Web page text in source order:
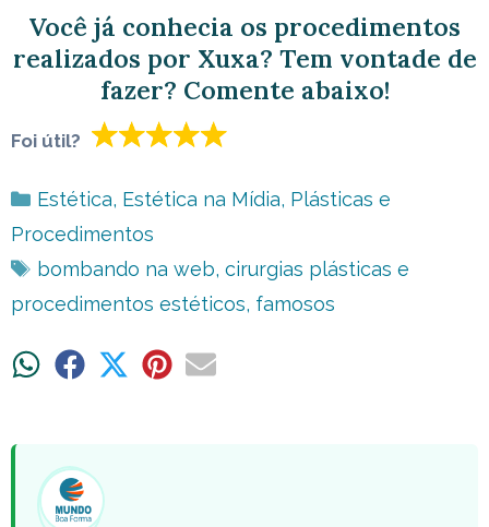
Você já conhecia os procedimentos
realizados por Xuxa? Tem vontade de
fazer? Comente abaixo!
Foi útil?
Categorias
Estética, Estética na Mídia, Plásticas e
Procedimentos
Tags
bombando na web, cirurgias plásticas e
procedimentos estéticos, famosos
ShareShare ShareShareShare